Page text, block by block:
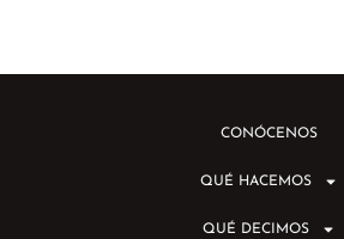
CONÓCENOS
QUÉ HACEMOS
QUÉ DECIMOS